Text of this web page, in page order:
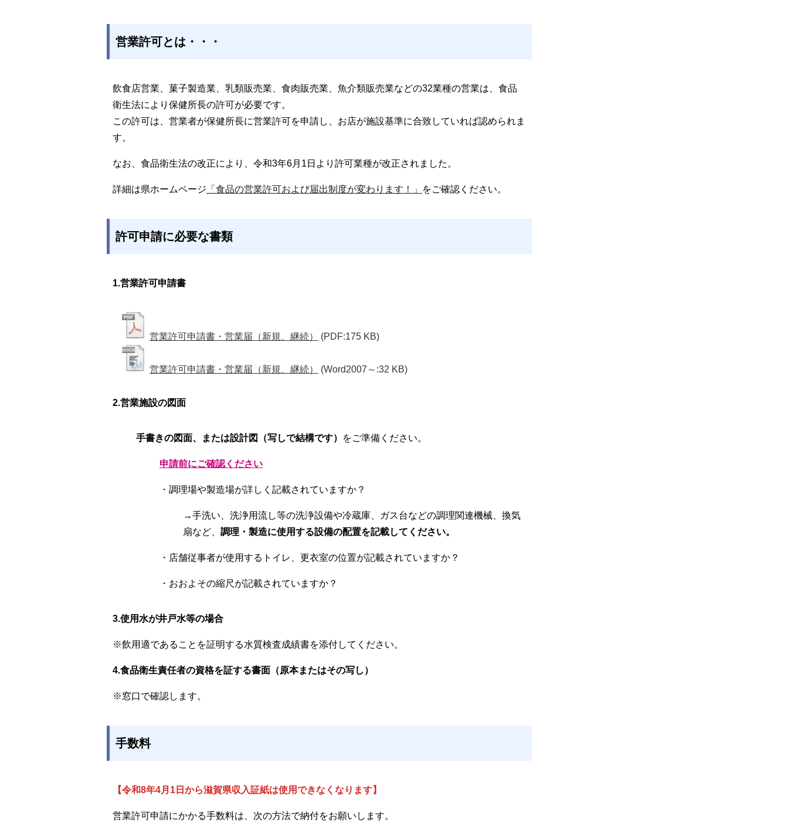
営業許可とは・・・
飲食店営業、菓子製造業、乳類販売業、食肉販売業、魚介類販売業などの32業種の営業は、食品
衛生法により保健所長の許可が必要です。
この許可は、営業者が保健所長に営業許可を申請し、お店が施設基準に合致していれば認められま
す。
なお、食品衛生法の改正により、令和3年6月1日より許可業種が改正されました。
詳細は県ホームページ 「食品の営業許可および届出制度が変わります！」 をご確認ください。
許可申請に必要な書類
1.営業許可申請書
営業許可申請書・営業届（新規、継続） (PDF:175 KB)
営業許可申請書・営業届（新規、継続） (Word2007～:32 KB)
2.営業施設の図面
手書きの図面、または設計図（写しで結構です） をご準備ください。
申請前にご確認ください
・調理場や製造場が詳しく記載されていますか？
→手洗い、洗浄用流し等の洗浄設備や冷蔵庫、ガス台などの調理関連機械、換気
扇など、 調理・製造に使用する設備の配置を記載してください。
・店舗従事者が使用するトイレ、更衣室の位置が記載されていますか？
・おおよその縮尺が記載されていますか？
3.使用水が井戸水等の場合
※飲用適であることを証明する水質検査成績書を添付してください。
4.食品衛生責任者の資格を証する書面（原本またはその写し）
※窓口で確認します。
手数料
【令和8年4月1日から滋賀県収入証紙は使用できなくなります】
営業許可申請にかかる手数料は、次の方法で納付をお願いします。